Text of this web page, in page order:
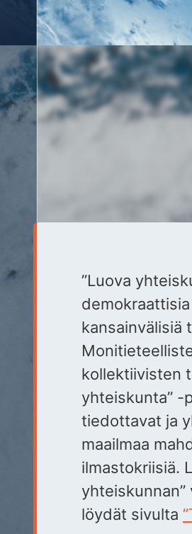
”Luova
kansainvälisiä
kollektiivisten
yhteiskunta” -
tiedottavat ja
maailmaa
ilmastokriisiä.
löydät sivulta